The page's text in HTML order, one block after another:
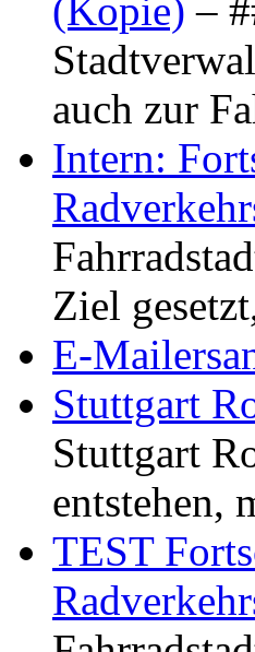
(Kopie) –
auch zur
Intern:
Ziel
E-
Stuttgart
Stuttgart
entstehen,
TEST